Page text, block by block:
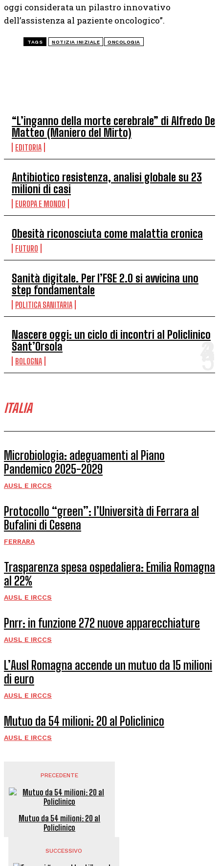
“L’inganno della morte cerebrale” di Alfredo De
Matteo (Maniero del Mirto)
EDITORIA
Antibiotico resistenza, analisi globale su 23
milioni di casi
EUROPA E MONDO
Obesità riconosciuta come malattia cronica
FUTURO
Sanità digitale. Per l’FSE 2.0 si avvicina uno
step fondamentale
POLITICA SANITARIA
Nascere oggi: un ciclo di incontri al Policlinico
Sant’Orsola
BOLOGNA
ITALIA
Microbiologia: adeguamenti al Piano
Pandemico 2025-2029
AUSL E IRCCS
Protocollo “green”: l’Università di Ferrara al
Bufalini di Cesena
FERRARA
Trasparenza spesa ospedaliera: Emilia Romagna
al 22%
AUSL E IRCCS
Pnrr: in funzione 272 nuove apparecchiature
AUSL E IRCCS
L’Ausl Romagna accende un mutuo da 15 milioni
di euro
AUSL E IRCCS
Mutuo da 54 milioni: 20 al Policlinico
AUSL E IRCCS
oggi considerata un pilastro innovativo
dell’assistenza al paziente oncologico”.
TAGS NOTIZIA INIZIALE ONCOLOGIA
PRECEDENTE
Mutuo da 54 milioni: 20 al
Policlinico
SUCCESSIVO